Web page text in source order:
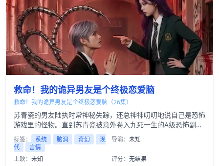
救命！我的诡异男友是个终极恋爱脑
救命！我的诡异男友是个终极恋爱脑（26集）
苏青瓷的男友陆执时常神秘失踪，还总神神叨叨地说自己是恐怖
游戏里的怪物。直到苏青瓷被意外卷入九死一生的A级恐怖副本
“午夜青藤学院”，她才震惊地发现，那个令全服玩家闻风丧胆、
残忍嗜杀的终极BOSS教导主任，竟真的是她那天天撒娇要亲亲
的男友！
标签： 系统 脑洞 奇幻
现
代
言情
导演： 未知
上映： 未知 评分： 无结果